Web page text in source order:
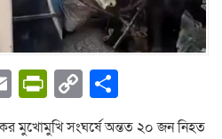
EmailPrintFriendly
Copy
Link
মুখোমুখি সংঘর্ষে অন্তত ২০ জন নিহত